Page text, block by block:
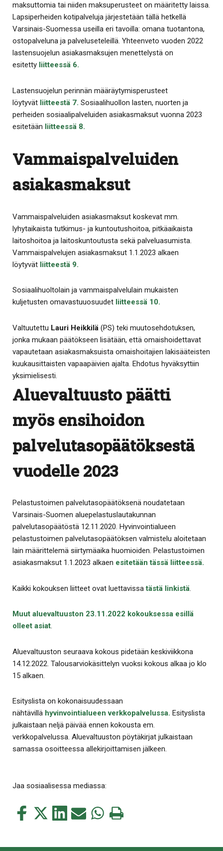
maksuttomia tai niiden maksuperusteet on määritetty laissa.
Lapsiperheiden kotipalveluja järjestetään tällä hetkellä
Varsinais-Suomessa useilla eri tavoilla: omana tuotantona,
ostopalveluna ja palveluseteleillä. Yhteenveto vuoden 2022
lastensuojelun asiakasmaksujen menettelystä on
esitetty liitteessä 6.
Lastensuojelun perinnän määräytymisperusteet
löytyvät liitteestä 7. Sosiaalihuollon lasten, nuorten ja
perheiden sosiaalipalveluiden asiakasmaksut vuonna 2023
esitetään liitteessä 8.
Vammaispalveluiden
asiakasmaksut
Vammaispalveluiden asiakasmaksut koskevat mm.
lyhytaikaista tutkimus- ja kuntoutushoitoa, pitkäaikaista
laitoshoitoa ja laitoskuntoutusta sekä palveluasumista.
Vammaispalvelujen asiakasmaksut 1.1.2023 alkaen
löytyvät liitteestä 9.
Sosiaalihuoltolain ja vammaispalvelulain mukaisten
kuljetusten omavastuuosuudet liitteessä 10.
Valtuutettu Lauri Heikkilä (PS) teki muutosehdotuksen,
jonka mukaan päätökseen lisätään, että omaishoidettavat
vapautetaan asiakasmaksuista omaishoitajien lakisääteisten
kuukausittaisten vapaapäivien ajalta. Ehdotus hyväksyttiin
yksimielisesti.
Aluevaltuusto päätti
myös ensihoidon
palvelutasopäätöksestä
vuodelle 2023
Pelastustoimen palvelutasopäätöksenä noudatetaan
Varsinais-Suomen aluepelastuslautakunnan
palvelutasopäätöstä 12.11.2020. Hyvinvointialueen
pelastustoimen palvelutasopäätöksen valmistelu aloitetaan
lain määrittelemä siirtymäaika huomioiden. Pelastustoimen
asiakasmaksut 1.1.2023 alkaen esitetään tässä liitteessä.
Kaikki kokouksen liitteet ovat luettavissatästä linkistä
Muut aluevaltuuston 23.11.2022 kokouksessa esillä
olleet asiat.
Aluevaltuuston seuraava kokous pidetään keskiviikkona
14.12.2022. Talousarviokäsittelyn vuoksi kokous alkaa jo klo
15 alkaen.
Esityslista on kokonaisuudessaan
nähtävillä hyvinvointialueen verkkopalvelussa. Esityslista
julkaistaan neljä päivää ennen kokousta em.
verkkopalvelussa. Aluevaltuuston pöytäkirjat julkaistaan
samassa osoitteessa allekirjoittamisen jälkeen.
Jaa sosiaalisessa mediassa:
Jaa
Jaa
Jaa Jaa Jaa Tulosta